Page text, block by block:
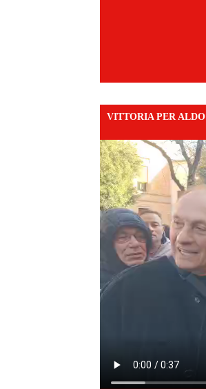
VITTORIA PER ALDO